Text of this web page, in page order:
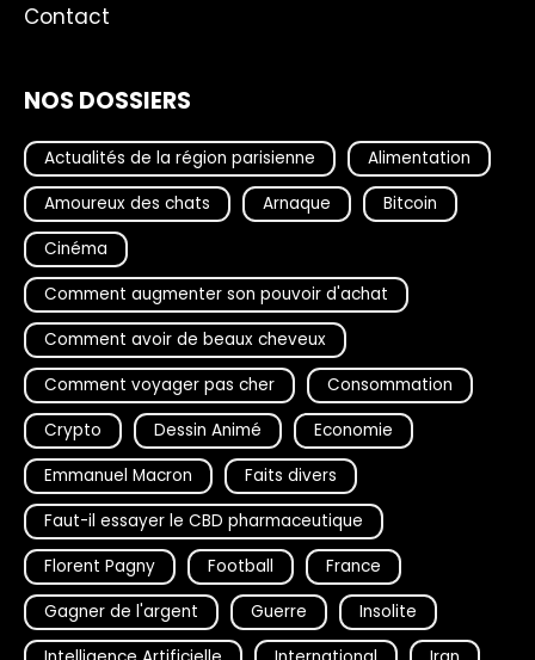
Contact
NOS DOSSIERS
Actualités de la région parisienne
Alimentation
Amoureux des chats
Arnaque
Bitcoin
Cinéma
Comment augmenter son pouvoir d'achat
Comment avoir de beaux cheveux
Comment voyager pas cher
Consommation
Crypto
Dessin Animé
Economie
Emmanuel Macron
Faits divers
Faut-il essayer le CBD pharmaceutique
Florent Pagny
Football
France
Gagner de l'argent
Guerre
Insolite